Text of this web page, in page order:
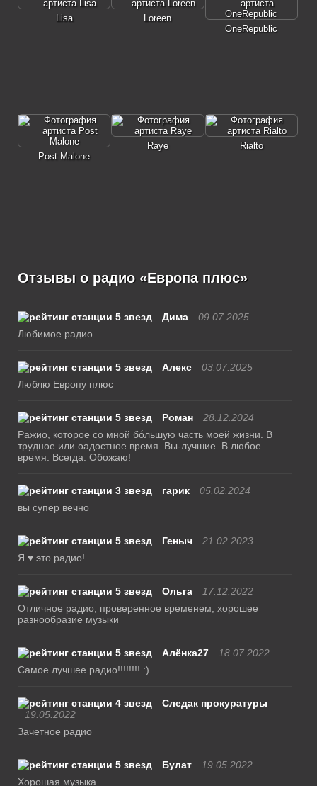
Lisa
Loreen
OneRepublic
Post Malone
Raye Rialto
Отзывы о радио «Европа плюс»
Дима
09.07.2025
Любимое радио
Алекс
03.07.2025
Люблю Европу плюс
Роман
28.12.2024
Ражио, которое со мной бо́льшую часть моей жизни. В
трудное или оадостное время. Вы-лучшие. В любое
время. Всегда. Обожаю!
гарик
05.02.2024
вы супер вечно
Геныч
21.02.2023
Я ♥ это радио!
Ольга
17.12.2022
Отличное радио, проверенное временем, хорошее
разнообразие музыки
Алёнка27
18.07.2022
Самое лучшее радио!!!!!!!! :)
Следак прокуратуры
19.05.2022
Зачетное радио
Булат
19.05.2022
Хорошая музыка